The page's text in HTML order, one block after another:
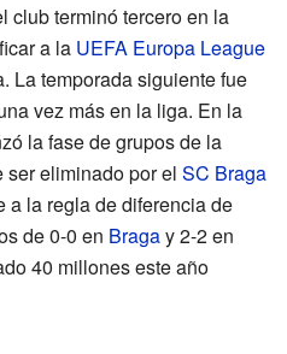
club terminó tercero en la
a la UEFA Europa League
La temporada siguiente fue
vez más en la liga. En la
la fase de grupos de la
eliminado por el SC Braga
a la regla de diferencia de
de 0-0 en Bragay 2-2 en
40 millones este año